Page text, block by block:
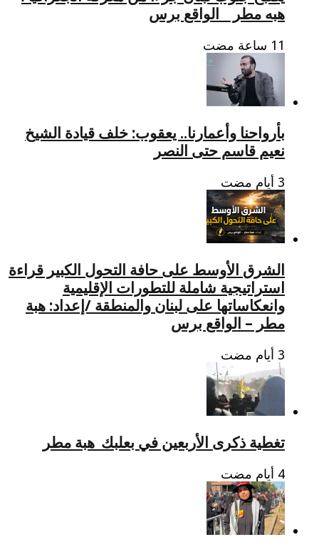
هبه مطر _ الواقع برس
بأرواحنا وأعمارنا.. يعقوب: خلف قيادة الشيخ
نعيم قاسم حتى النصر
الشرق الأوسط على حافة التحول الكبير قراءة
استراتيجية شاملة للتطورات الإقليمية
وانعكاساتها على لبنان والمنطقة /إعداد: هبة
مطر – الواقع برس
تغطية ذكرى الأربعين في بعلبك_هبة مطر